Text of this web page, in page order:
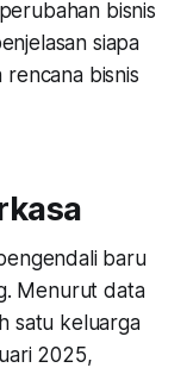
bisnis
siapa
rencana bisnis
baru
Menurut data
satu keluarga
2025,